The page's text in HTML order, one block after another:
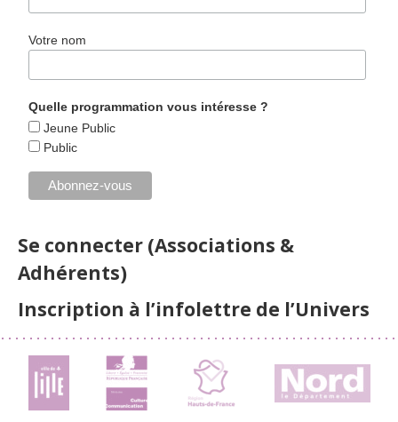
Votre nom
Quelle programmation vous intéresse ?
Jeune Public
Public
Se connecter (Associations &
Adhérents)
Inscription à l’infolettre de l’Univers